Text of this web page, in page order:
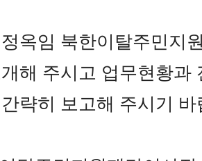
옥임 북한이탈주민지
해 주시고 업무현황과
략히 보고해 주시기 바